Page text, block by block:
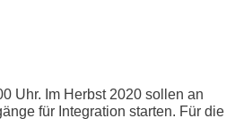
Uhr. Im Herbst 2020 sollen an
für Integration starten. Für die